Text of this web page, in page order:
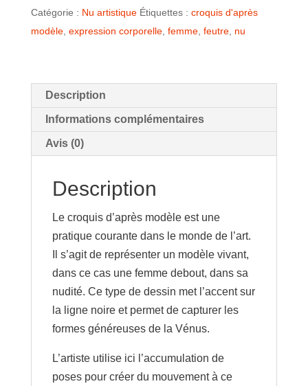
debout
-37-
Catégorie : Nu artistique Étiquettes : croquis d'après
modèle, expression corporelle, femme, feutre, nu
Description
Informations complémentaires
Avis (0)
Description
Le croquis d’après modèle est une
pratique courante dans le monde de l’art.
Il s’agit de représenter un modèle vivant,
dans ce cas une femme debout, dans sa
nudité. Ce type de dessin met l’accent sur
la ligne noire et permet de capturer les
formes généreuses de la Vénus.
L’artiste utilise ici l’accumulation de
poses pour créer du mouvement à ce